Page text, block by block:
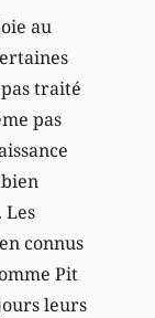
au
traité
pas
Les
connus
Pit
leurs